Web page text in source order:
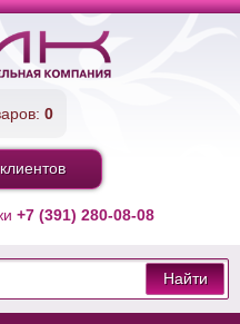
+7 (391) 280-08-08
0
Найти